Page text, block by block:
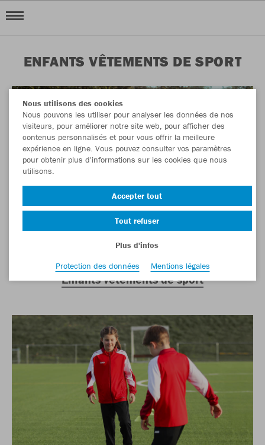
ENFANTS VÊTEMENTS DE SPORT
Enfants vêtements de sport
Nous utilisons des cookies
Nous pouvons les utiliser pour analyser les données de nos
visiteurs, pour améliorer notre site web, pour afficher des
contenus personnalisés et pour vous offrir la meilleure
expérience en ligne. Vous pouvez consulter vos paramètres
pour obtenir plus d'informations sur les cookies que nous
utilisons.
Accepter tout
Tout refuser
Plus d'infos
Protection des données
Mentions légales